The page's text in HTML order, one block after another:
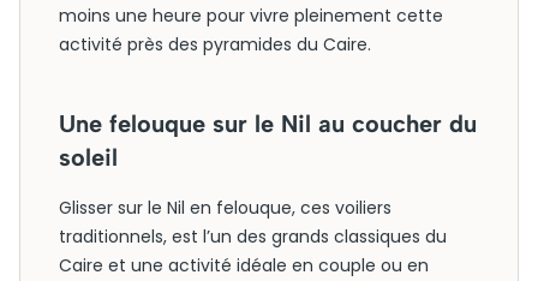
moins une heure pour vivre pleinement cette
activité près des pyramides du Caire.
Une felouque sur le Nil au coucher du
soleil
Glisser sur le Nil en felouque, ces voiliers
traditionnels, est l’un des grands classiques du
Caire et une activité idéale en couple ou en